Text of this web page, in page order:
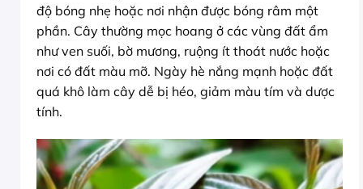
độ bóng nhẹ hoặc nơi nhận được bóng râm một
phần. Cây thường mọc hoang ở các vùng đất ẩm
như ven suối, bờ mương, ruộng ít thoát nước hoặc
nơi có đất màu mỡ. Ngày hè nắng mạnh hoặc đất
quá khô làm cây dễ bị héo, giảm màu tím và dược
tính.